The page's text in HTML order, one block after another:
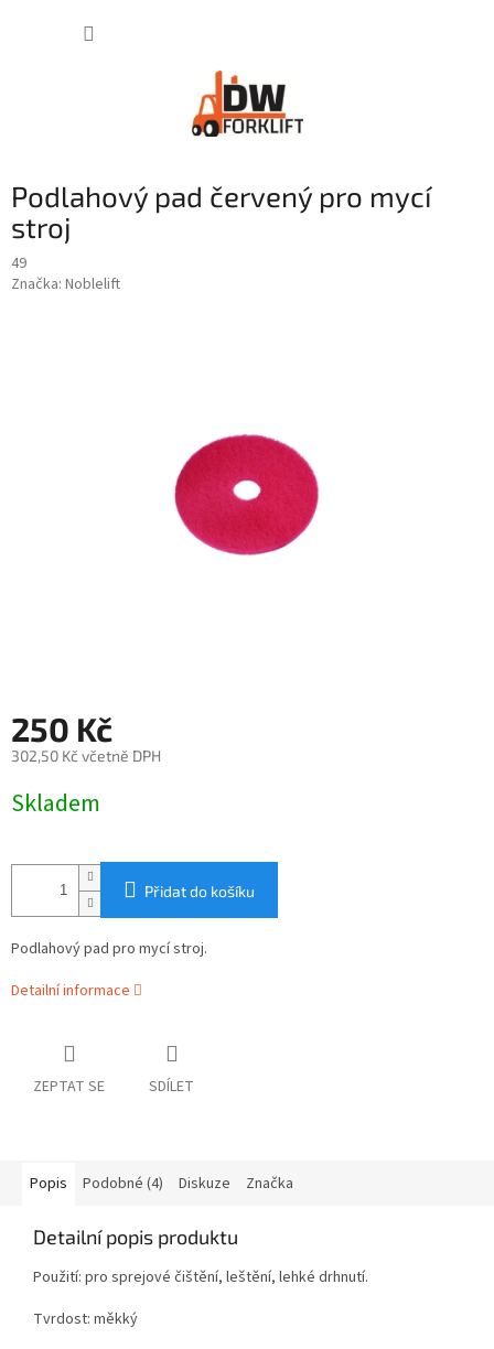
Podlahový pad červený pro mycí
stroj
49
Značka: Noblelift
250 Kč
302,50 Kč včetně DPH
cena:
Skladem
Přidat do košíku
Podlahový pad pro mycí stroj.
Detailní informace
ZEPTAT SE SDÍLET
Popis Podobné (4) Diskuze Značka
Detailní popis produktu
Použití: pro sprejové čištění, leštění, lehké drhnutí.
Tvrdost: měkký